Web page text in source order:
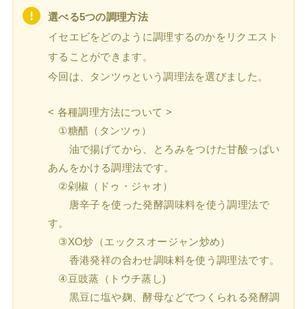
選べる5つの調理方法
イセエビをどのように調理するのかをリクエスト
することができます。
今回は、タンツゥという調理法を選びました。
< 各種調理方法について >
①糖醋（タンツゥ）
油で揚げてから、とろみをつけた甘酸っぱい
あんをかける調理法です。
②剁椒（ドゥ・ジャオ）
唐辛子を使った発酵調味料を使う調理法で
す。
③XO炒（エックスオージャン炒め）
香港発祥の合わせ調味料を使う調理法です。
④⾖豉蒸（トウチ蒸し)
黒豆に塩や麹、酵母などでつくられる発酵調